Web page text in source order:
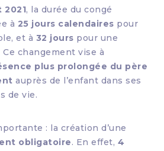
2021, la durée du congé
à 25 jours calendaires pour
et à 32 jours pour une
changement vise à
plus prolongée du père
auprès de l’enfant dans ses
de vie.
: la création d’une
obligatoire. En effet, 4